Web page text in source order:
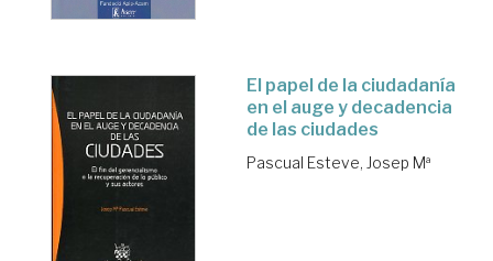
El papel de la ciudadanía
en el auge y decadencia
de las ciudades
Pascual Esteve, Josep Mª